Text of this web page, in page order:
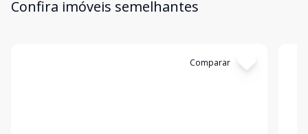
Confira imóveis semelhantes
Comparar